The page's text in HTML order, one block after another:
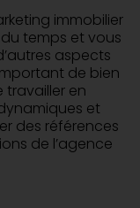
immobilier
temps et vous
aspects
de bien
travailler en
et
des références
de l’agence